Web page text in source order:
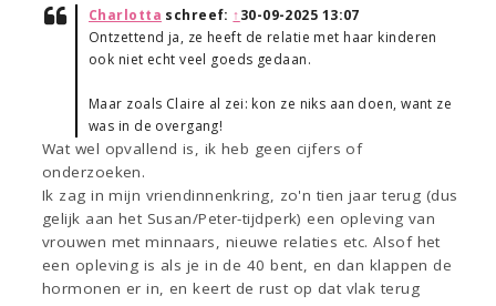
Charlotta schreef: ↑30-09-2025 13:07
Ontzettend ja, ze heeft de relatie met haar kinderen
ook niet echt veel goeds gedaan.
Maar zoals Claire al zei: kon ze niks aan doen, want ze
was in de overgang!
Wat wel opvallend is, ik heb geen cijfers of
onderzoeken.
Ik zag in mijn vriendinnenkring, zo'n tien jaar terug (dus
gelijk aan het Susan/Peter-tijdperk) een opleving van
vrouwen met minnaars, nieuwe relaties etc. Alsof het
een opleving is als je in de 40 bent, en dan klappen de
hormonen er in, en keert de rust op dat vlak terug